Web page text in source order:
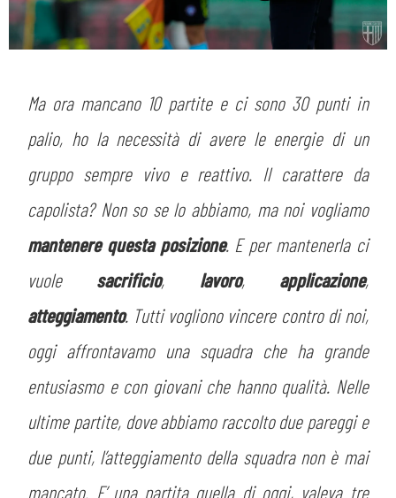
Ma ora mancano 10 partite e ci sono 30 punti in
palio, ho la necessità di avere le energie di un
gruppo sempre vivo e reattivo. Il carattere da
capolista? Non so se lo abbiamo, ma noi vogliamo
mantenere questa posizione. E per mantenerla ci
vuole sacrificio, lavoro, applicazione,
atteggiamento. Tutti vogliono vincere contro di noi,
oggi affrontavamo una squadra che ha grande
entusiasmo e con giovani che hanno qualità. Nelle
ultime partite, dove abbiamo raccolto due pareggi e
due punti, l’atteggiamento della squadra non è mai
mancato. E’ una partita quella di oggi, valeva tre